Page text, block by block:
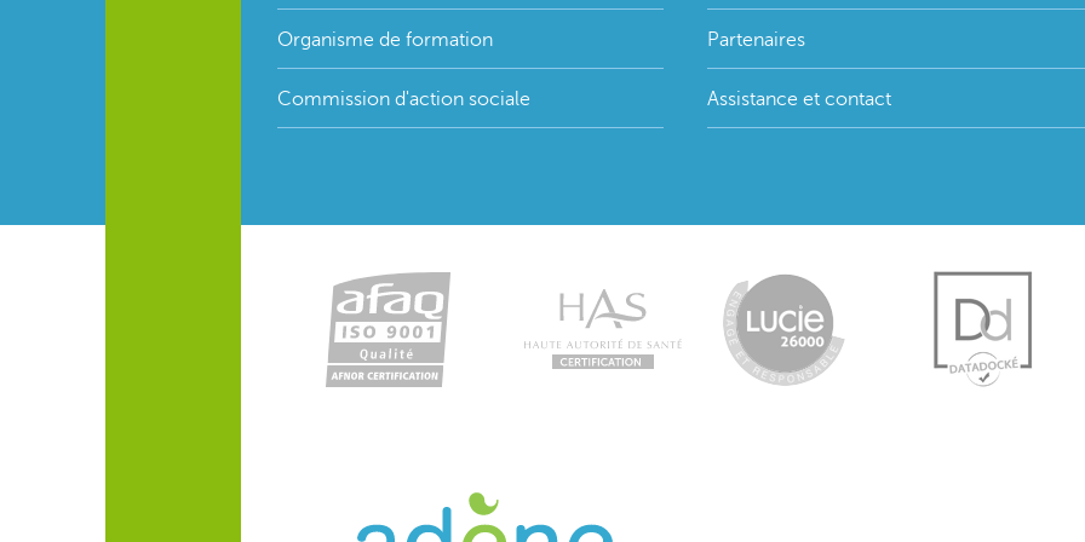
Organisme de formation
Commission d'action sociale
Partenaires
Assistance et contact